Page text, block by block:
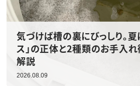
気づけば槽の裏にびっしり。夏
ス」の正体と2種類のお手入
解説
2026.08.09